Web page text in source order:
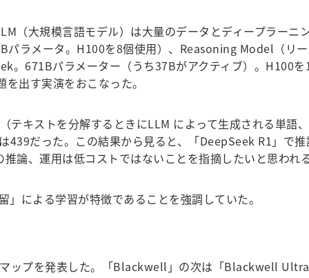
大規模言語モデル）は大量のデータとディープラーニ
ラメータ。H100を8個使用）、Reasoning Model（リ
。671Bパラメーター（うち37Bがアクティブ）。H100
出す実演をおこなった。
キストを分解するときにLLM によって生成される単語
だった。この結果から見ると、「DeepSeek R1」で
論、運用は低コストではないことを指摘したいと思われ
による学習が特徴であることを強調していた。
ップを発表した。「Blackwell」の次は「Blackwell